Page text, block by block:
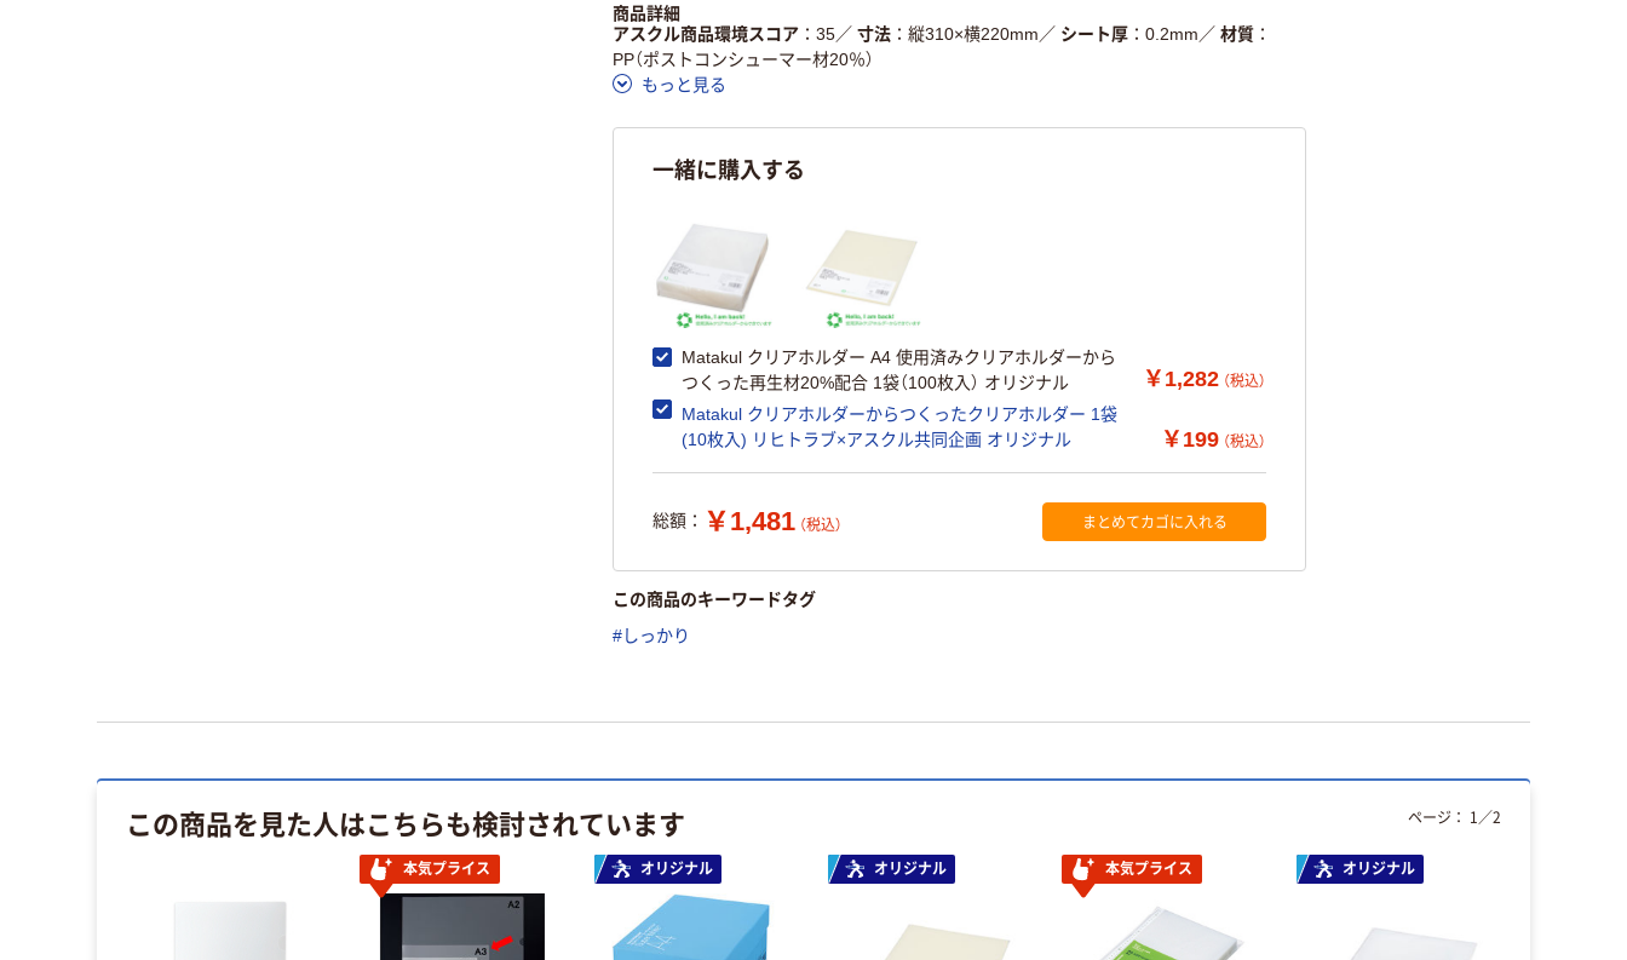
仕組
ある
している
削減
この商品の環境配慮ポイントです。詳しくはページ下部の商品詳細「
ア詳細／加点項目
商品詳細
アスクル商品環境スコア
35／ 寸法 縦310×横220mm ／ シート厚 0.2mm ／ 材質
PP（ポストコンシューマー材20％）
もっと見る
一緒に購入する
Matakul クリアホルダー A4 使用済みクリアホルダーから
つくった再生材20%配合 1袋（100枚入） オリジナル
￥1,282 （税込）
Matakul クリアホルダーからつくったクリアホルダー 1袋
(10枚入) リヒトラブ×アスクル共同企画 オリジナル
￥199 （税込）
総額： ￥1,481 （税込） まとめてカゴに入れる
この商品のキーワードタグ
#しっかり
この商品を見た人はこちらも検討されています
本気プライス オリジナル オリジナル 本気プライス オリジナル
ページ： 1 ／2